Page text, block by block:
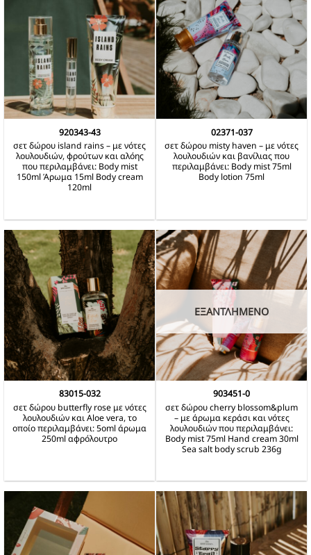
920343-43
σετ δώρου island rains – με νότες
λουλουδιών, φρούτων και αλόης
που περιλαμβάνει: Body mist
150ml Άρωμα 15ml Body cream
120ml
02371-037
σετ δώρου misty haven – με νότες
λουλουδιών και βανίλιας που
περιλαμβάνει: Body mist 75ml
Body lotion 75ml
83015-032
σετ δώρου butterfly rose με νότες
λουλουδιών και Aloe vera, το
οποίο περιλαμβάνει: 5οml άρωμα
250ml αφρόλουτρο
ΕΞΑΝΤΛΗΜΈΝΟ
903451-0
σετ δώρου cherry blossom&plum
– με άρωμα κεράσι και νότες
λουλουδιών που περιλαμβάνει:
Body mist 75ml Hand cream 30ml
Sea salt body scrub 236g